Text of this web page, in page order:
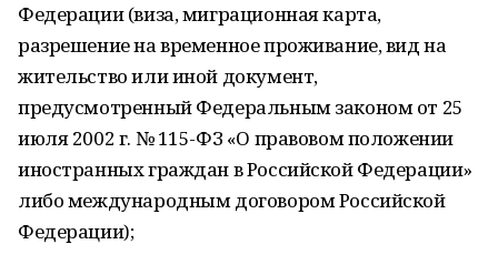
Федерации (виза, миграционная карта,
разрешение на временное проживание, вид на
жительство или иной документ,
предусмотренный Федеральным законом от 25
июля 2002 г. № 115-ФЗ «О правовом положении
иностранных граждан в Российской Федерации»
либо международным договором Российской
Федерации);